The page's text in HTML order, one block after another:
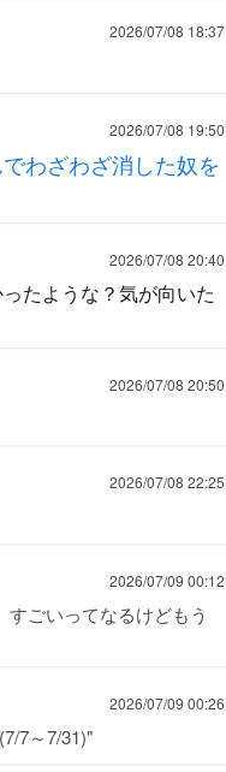
2026/07/08 18:37
2026/07/08 19:50
わざわざ消した奴を
2026/07/08 20:40
たような？気が向いた
2026/07/08 20:50
2026/07/08 22:25
2026/07/09 00:12
ごいってなるけどもう
2026/07/09 00:26
7～7/31)"